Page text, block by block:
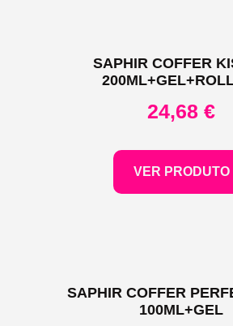
SAPHIR COFFER
24,68 €
VER PRODUTO
SAPHIR COFFER
100ML+GEL